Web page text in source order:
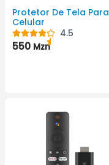
Protetor De Tela Para
Celular
4.5
550 Mzn